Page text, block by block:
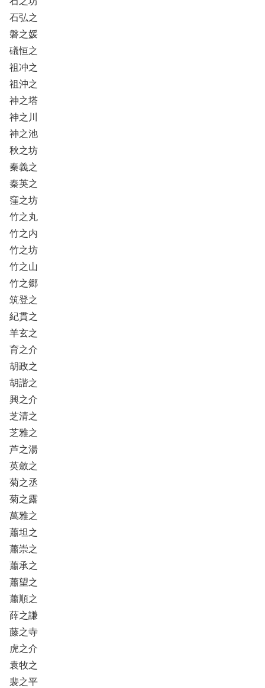
石弘之
磐之媛
礒恒之
祖冲之
祖沖之
神之塔
神之川
神之池
秋之坊
秦義之
秦英之
窪之坊
竹之丸
竹之内
竹之坊
竹之山
竹之郷
筑登之
紀貫之
羊玄之
育之介
胡政之
胡諧之
興之介
芝清之
芝雅之
芦之湯
英斂之
菊之丞
菊之露
萬雅之
蕭坦之
蕭崇之
蕭承之
蕭望之
蕭順之
薛之謙
藤之寺
虎之介
袁牧之
裴之平